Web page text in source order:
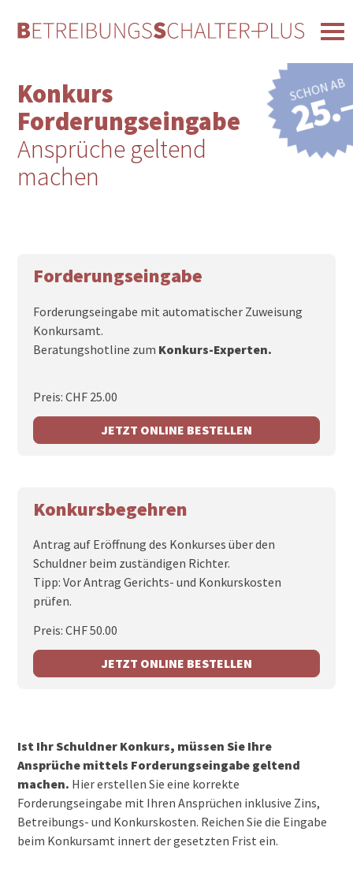
Konkurs
Forderungseingabe
Ansprüche geltend
machen
SCHON AB
Forderungseingabe
Forderungseingabe mit automatischer Zuweisung
Konkursamt.
Beratungshotline zum Konkurs-Experten.
Preis: CHF 25.00
JETZT ONLINE BESTELLEN
Konkursbegehren
Antrag auf Eröffnung des Konkurses über den
Schuldner beim zuständigen Richter.
Tipp: Vor Antrag Gerichts- und Konkurskosten
prüfen.
Preis: CHF 50.00
JETZT ONLINE BESTELLEN
Ist Ihr Schuldner Konkurs, müssen Sie Ihre
Ansprüche mittels Forderungseingabe geltend
machen. Hier erstellen Sie eine korrekte
Forderungseingabe mit Ihren Ansprüchen inklusive Zins,
Betreibungs- und Konkurskosten. Reichen Sie die Eingabe
beim Konkursamt innert der gesetzten Frist ein.